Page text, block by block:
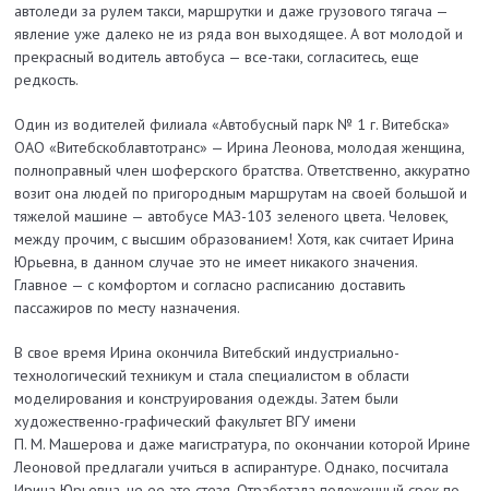
автоледи за рулем такси, маршрутки и даже грузового тягача —
явление уже далеко не из ряда вон выходящее. А вот молодой и
прекрасный водитель автобуса — все-таки, согласитесь, еще
редкость.
Один из водителей филиала «Автобусный парк № 1 г. Витеб­ска»
ОАО «Витебскоблавтотранс» — Ирина Леонова, молодая женщина,
полноправный член шоферского братства. Ответственно, аккуратно
возит она людей по пригородным маршрутам на своей большой и
тяжелой машине — автобусе МАЗ-103 зеленого цвета. Человек,
между прочим, с высшим образованием! Хотя, как считает Ирина
Юрьевна, в данном случае это не имеет никакого значения.
Главное — с комфортом и согласно расписанию доставить
пассажиров по месту назначения.
В свое время Ирина окончила Витебский индустриально-
технологический техникум и стала специалистом в области
моделирования и конструирования одежды. Затем были
художественно-графический факультет ВГУ имени
П. М. Машерова и даже магистратура, по окончании которой Ирине
Леоновой предлагали учиться в аспирантуре. Однако, посчитала